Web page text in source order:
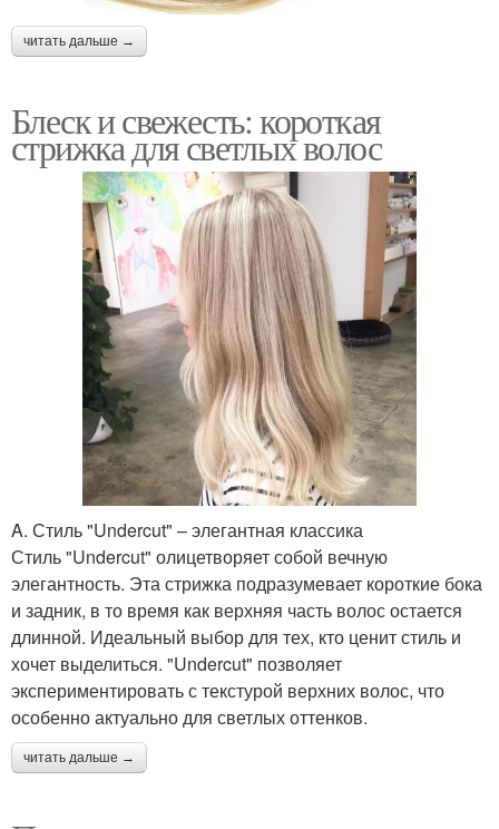
читать дальше →
Блеск и свежесть: короткая
стрижка для светлых волос
A. Стиль "Undercut" – элегантная классика
Стиль "Undercut" олицетворяет собой вечную
элегантность. Эта стрижка подразумевает короткие бока
и задник, в то время как верхняя часть волос остается
длинной. Идеальный выбор для тех, кто ценит стиль и
хочет выделиться. "Undercut" позволяет
экспериментировать с текстурой верхних волос, что
особенно актуально для светлых оттенков.
читать дальше →